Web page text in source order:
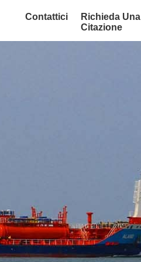
Contattici
Richieda Una
Citazione